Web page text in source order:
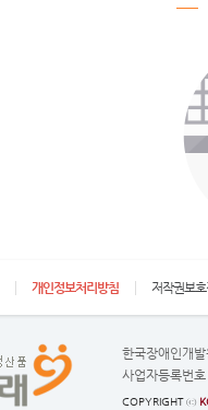
개인정보처리방침 저작권보
한국장애인개발
사업자등록번호
COPYRIGHT ⓒ